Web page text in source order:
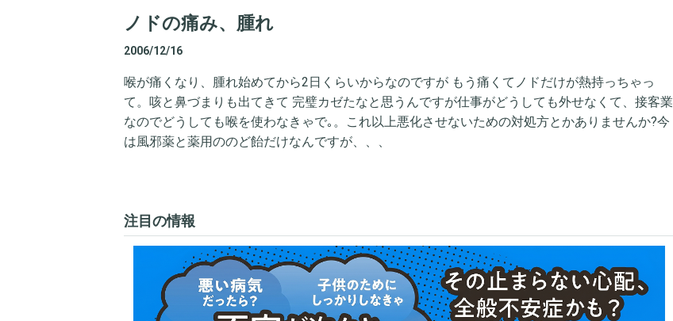
ノドの痛み、腫れ
2006/12/16
喉が痛くなり、腫れ始めてから2日くらいからなのですが もう痛くてノドだけが熱持っちゃっ
て。咳と鼻づまりも出てきて 完璧カゼたなと思うんですが仕事がどうしても外せなくて、接客業
なのでどうしても喉を使わなきゃで｡。これ以上悪化させないための対処方とかありませんか?今
は風邪薬と薬用ののど飴だけなんですが、、、
注目の情報